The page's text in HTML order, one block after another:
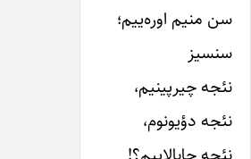
سن منیم اوره‌ییم؛
سنسیز
نئجه چیرپینیم،
نئجه دؤیونوم،